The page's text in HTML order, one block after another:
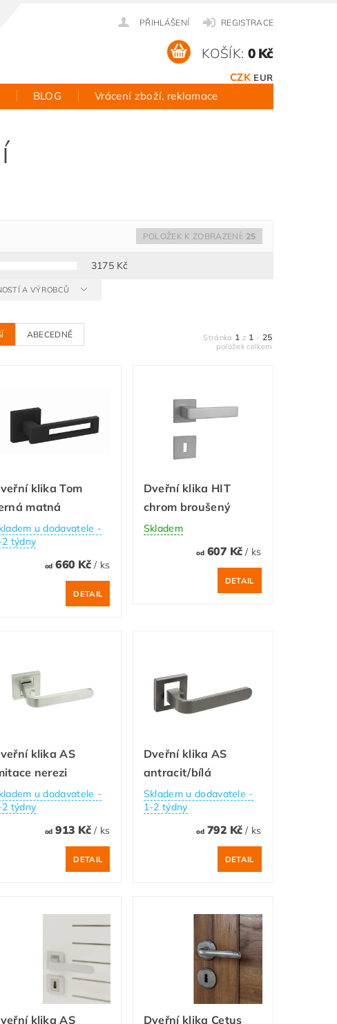
PŘIHLÁŠENÍ REGISTRACE
CZK EUR
KOŠÍK: 0 Kč
BLOG Vrácení zboží, reklamace
3175Kč
POLOŽEK K ZOBRAZENÍ: 25
A VÝROBCŮ
ABECEDNĚ Stránka 1 z 1 - 25
položek celkem
klika Tom
matná
u dodavatele -
týdny
od660 Kč / ks
DETAIL
Dveřní klika HIT
chrom broušený
Skladem
od607 Kč/ ks
DETAIL
klika AS
nerezi
u dodavatele -
týdny
od913 Kč / ks
DETAIL
Dveřní klika AS
antracit/bílá
Skladem u dodavatele -
1-2 týdny
od792 Kč/ ks
DETAIL
klika AS
Dveřní klika Cetus